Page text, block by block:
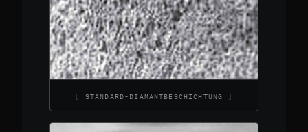
STANDARD-DIAMANTBESCHICHTUNG